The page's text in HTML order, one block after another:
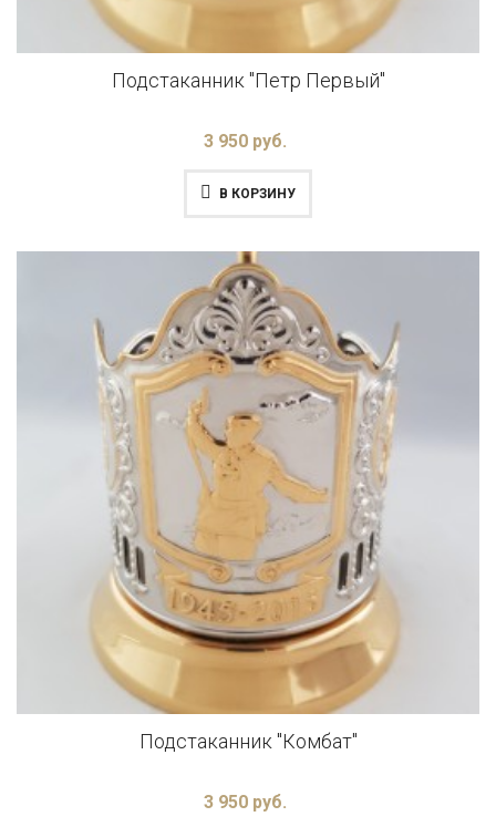
Подстаканник "Петр Первый"
3 950 руб.
В КОРЗИНУ
Подстаканник "Комбат"
3 950 руб.